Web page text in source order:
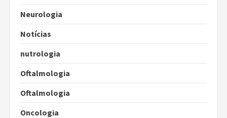
Neurologia
Notícias
nutrologia
Oftalmologia
Oftalmologia
Oncologia